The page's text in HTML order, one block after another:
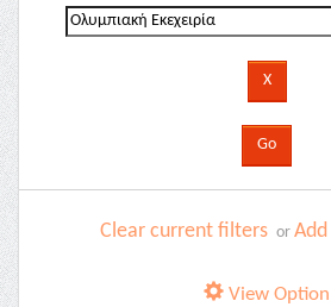
Clear current filters or
View Option